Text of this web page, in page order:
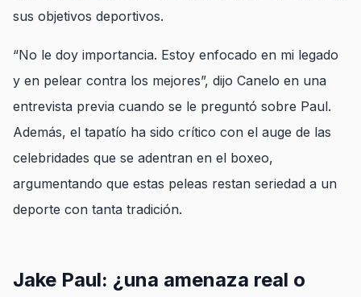
sus objetivos deportivos.
“No le doy importancia. Estoy enfocado en mi legado
y en pelear contra los mejores”, dijo Canelo en una
entrevista previa cuando se le preguntó sobre Paul.
Además, el tapatío ha sido crítico con el auge de las
celebridades que se adentran en el boxeo,
argumentando que estas peleas restan seriedad a un
deporte con tanta tradición.
Jake Paul: ¿una amenaza real o